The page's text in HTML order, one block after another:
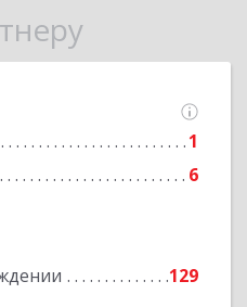
1
6
129